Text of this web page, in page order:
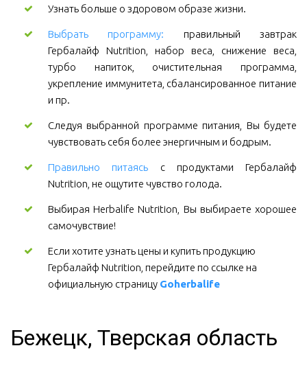
Узнать больше о здоровом образе жизни.
Выбрать программу: правильный завтрак
Гербалайф Nutrition, набор веса, снижение веса,
турбо напиток, очистительная программа,
укрепление иммунитета, сбалансированное питание
и пр.
Следуя выбранной программе питания, Вы будете
чувствовать себя более энергичным и бодрым.
Правильно питаясь с продуктами Гербалайф
Nutrition, не ощутите чувство голода.
Выбирая Herbalife Nutrition, Вы выбираете хорошее
самочувствие!
Если хотите узнать цены и купить продукцию
Гербалайф Nutrition, перейдите по ссылке на
официальную страницу Goherbalife
Бежецк, Тверская область